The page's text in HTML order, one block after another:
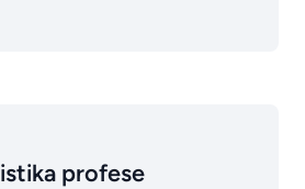
profese